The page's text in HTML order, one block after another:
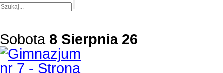
Sobota 8 Sierpnia 26